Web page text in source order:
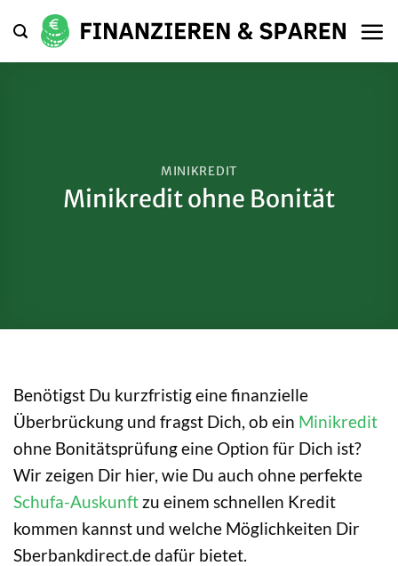
Inhalt
springen
MINIKREDIT
Minikredit ohne Bonität
Benötigst Du kurzfristig eine finanzielle
Überbrückung und fragst Dich, ob ein Minikredit
ohne Bonitätsprüfung eine Option für Dich ist?
Wir zeigen Dir hier, wie Du auch ohne perfekte
Schufa-Auskunft zu einem schnellen Kredit
kommen kannst und welche Möglichkeiten Dir
Sberbankdirect.de dafür bietet.